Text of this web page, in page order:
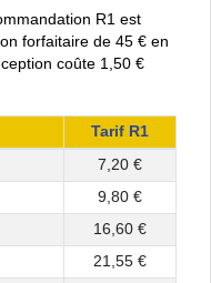
R1 est
forfaitaire de 45 € en
coûte 1,50 €
Tarif R1
7,20 €
9,80 €
16,60 €
21,55 €